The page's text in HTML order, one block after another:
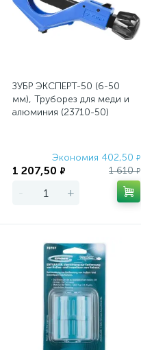
ЗУБР ЭКСПЕРТ-50 (6-50
мм), Труборез для меди и
алюминия (23710-50)
Экономия 402,50 ₽
1 207,50 ₽ 1 610₽
- +